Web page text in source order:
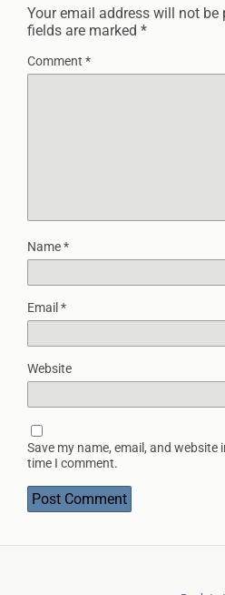
Your email address will not be
fields are marked *
Comment *
Name*
Email *
Website
Save my name, email, and
time I comment.